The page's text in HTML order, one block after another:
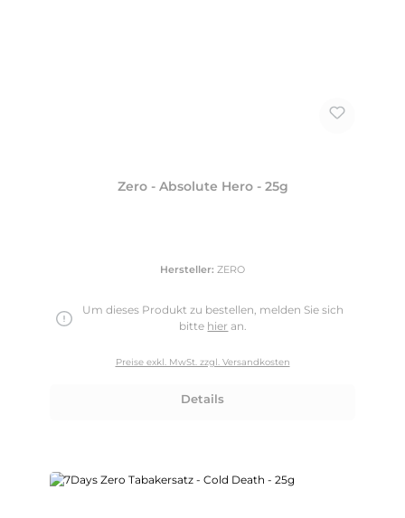
Zero - Absolute Hero - 25g
Hersteller: ZERO
Um dieses Produkt zu bestellen, melden Sie sich
bitte hier an.
Preise exkl. MwSt. zzgl. Versandkosten
Details